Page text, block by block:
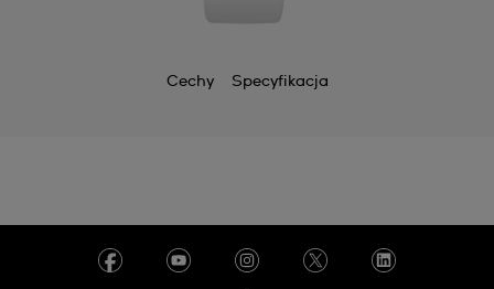
Cechy Specyfikacja